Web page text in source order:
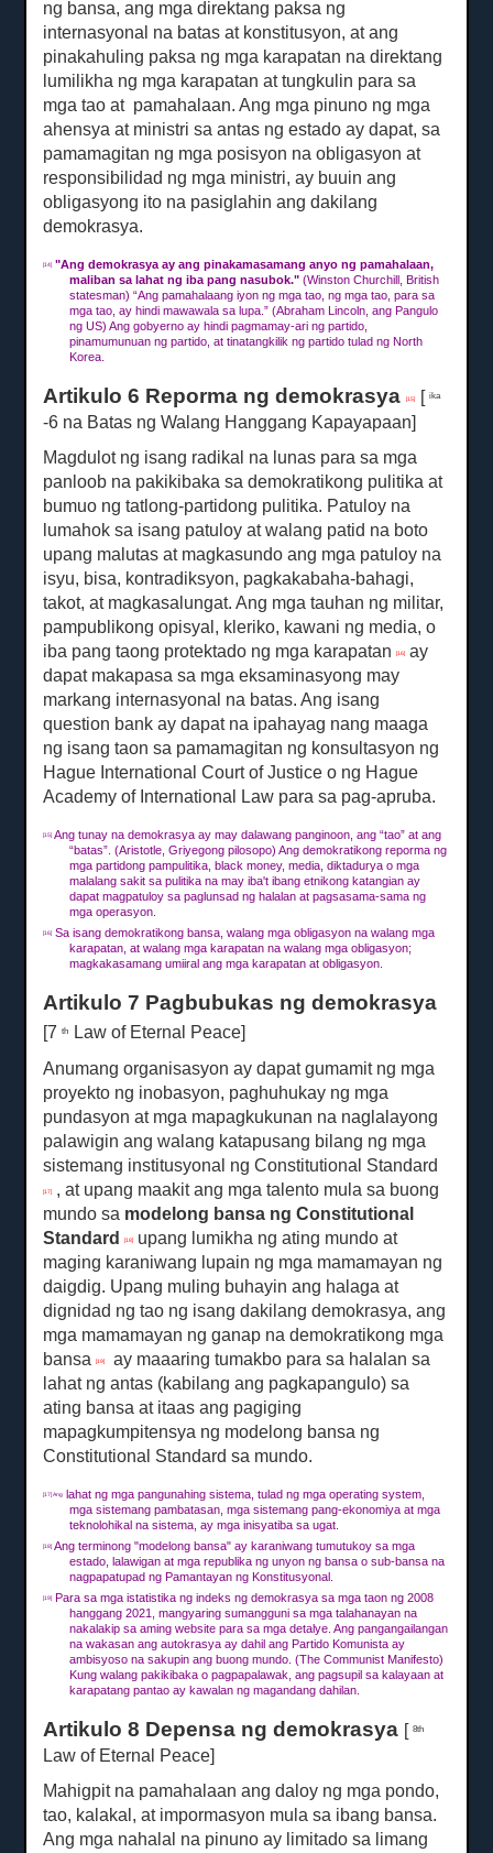
ng bansa, ang mga direktang paksa ng
internasyonal na batas at konstitusyon, at ang
pinakahuling paksa ng mga karapatan na direktang
lumilikha ng mga karapatan attungkulin para sa
mga tao atpamahalaan.Ang mga pinuno ng mga
ahensya at ministri sa antas ng estado ay dapat, sa
pamamagitan ng mga posisyon na obligasyon at
responsibilidad ng mga ministri, ay buuin ang
obligasyong ito na pasiglahin ang dakilang
demokrasya.
[14] "Ang demokrasya ay ang pinakamasamang anyo ng pamahalaan,
maliban sa lahat ng iba pang nasubok."(Winston Churchill, British
statesman) “Ang pamahalaang iyon ng mga tao, ng mga tao, para sa
mga tao, ay hindi mawawala sa lupa.”(Abraham Lincoln, ang Pangulo
ng US) Ang gobyerno ay hindi pagmamay-ari ng partido,
pinamumunuan ng partido, at tinatangkilik ng partido tulad ng North
Korea.
Artikulo 6 Reporma ng demokrasya[15] [ika
-6 na Batas ng Walang Hanggang Kapayapaan]
Magdulot ng isang radikal na lunas para sa mga
panloob na pakikibaka sa demokratikong pulitika at
bumuo ng tatlong-partidong pulitika. Patuloy na
lumahok sa isang patuloy at walang patid na boto
upang malutas at magkasundo ang mga patuloy na
isyu, bisa, kontradiksyon, pagkakabaha-bahagi,
takot, at magkasalungat.Ang mga tauhan ng militar,
pampublikong opisyal, kleriko, kawani ng media, o
iba pang taong protektado ng mga karapatan[16]
ay
dapat makapasa sa mga eksaminasyong may
markang internasyonal na batas.Ang isang
question bank ay dapat na ipahayag nang maaga
ng isang taon sa pamamagitan ng konsultasyon ng
Hague International Court of Justice o ng Hague
Academy of International Law para sa pag-apruba.
[15] Ang tunay na demokrasya ay may dalawang panginoon, ang “tao” at ang
“batas”.(Aristotle, Griyegong pilosopo) Ang demokratikong reporma ng
mga partidong pampulitika, black money, media, diktadurya o mga
malalang sakit sa pulitika na may iba't ibang etnikong katangian ay
dapat magpatuloy sa paglunsad ng halalan at pagsasama-sama ng
mga operasyon.
[16]
Sa isang demokratikong bansa, walang mga obligasyon na walang mga
karapatan, at walang mga karapatan na walang mga obligasyon;
magkakasamang umiiral ang mga karapatan at obligasyon.
Artikulo 7 Pagbubukas ng demokrasya
[7th
Law of Eternal Peace]
Anumang organisasyon ay dapat gumamit ng mga
proyekto ng inobasyon, paghuhukay ng mga
pundasyon at mga mapagkukunan na naglalayong
palawigin ang walang katapusang bilang ng mga
sistemang institusyonal ng Constitutional Standard
[17]
, at upang maakit ang mga talento mula sa buong
mundo sa modelong bansa ng Constitutional
Standard[18]
upang lumikha ng ating mundo at
maging karaniwang lupain ng mga mamamayan ng
daigdig. Upang muling buhayin ang halaga at
dignidad ng tao ng isang dakilang demokrasya, ang
mga mamamayan ng ganap na demokratikong mga
bansa[19]
ay maaaring tumakbo para sa halalan sa
lahat ng antas (kabilang ang pagkapangulo) sa
ating bansa at itaas ang pagiging
mapagkumpitensya ng modelong bansa ng
Constitutional Standard sa mundo.
[17] Ang lahat ng mga pangunahing sistema, tulad ng mga operating system,
mga sistemang pambatasan, mga sistemang pang-ekonomiya at mga
teknolohikal na sistema, ay mga inisyatiba sa ugat.
[18] Ang terminong "modelong bansa" ay karaniwang tumutukoy sa mga
estado, lalawigan at mga republika ng unyon ng bansa o sub-bansa na
nagpapatupad ng Pamantayan ng Konstitusyonal.
[19]
Para sa mga istatistika ng indeks ng demokrasya sa mga taon ng 2008
hanggang 2021, mangyaring sumangguni sa mga talahanayan na
nakalakip sa aming website para sa mga detalye.Ang pangangailangan
na wakasan ang autokrasya ay dahil ang Partido Komunista ay
ambisyoso na sakupin ang buong mundo.(The Communist Manifesto)
Kung walang pakikibaka o pagpapalawak, ang pagsupil sa kalayaan at
karapatang pantao ay kawalan ng magandang dahilan.
Artikulo 8 Depensa ng demokrasya [8th
Law of Eternal Peace]
Mahigpit na pamahalaan ang daloy ng mga pondo,
tao, kalakal, at impormasyon mula sa ibang bansa.
Ang mga nahalal na pinuno ay limitado sa limang